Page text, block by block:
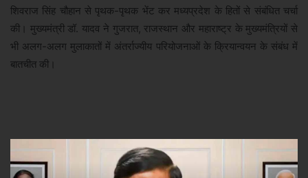
शिवराज सिंह चौहान से पृथक-पृथक भेंट कर मध्यप्रदेश के हितों से संबंधित चर्चा
की। मुख्यमंत्री डॉ. यादव ने गुजरात, राजस्थान और महाराष्ट्र के मुख्यमंत्रियों से
भी अलग-अलग मुलाकातों में अंतर्राज्यीय परियोजनाओं के क्रियान्वयन के संबंध में
बातचीत की।